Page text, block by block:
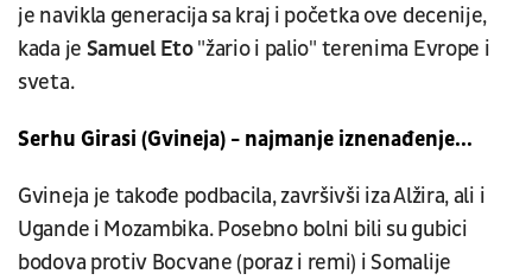
je navikla generacija sa kraj i početka ove decenije,
kada je Samuel Eto"žario i palio" terenima Evrope i
sveta.
Serhu Girasi (Gvineja) - najmanje iznenađenje...
Gvineja je takođe podbacila, završivši iza Alžira, ali i
Ugande i Mozambika. Posebno bolni bili su gubici
bodova protiv Bocvane (poraz i remi) i Somalije